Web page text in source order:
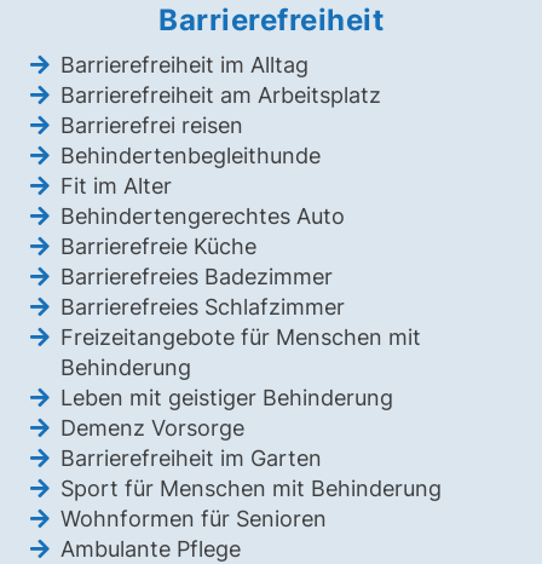
Barrierefreiheit
Barrierefreiheit im Alltag
Barrierefreiheit am Arbeitsplatz
Barrierefrei reisen
Behindertenbegleithunde
Fit im Alter
Behindertengerechtes Auto
Barrierefreie Küche
Barrierefreies Badezimmer
Barrierefreies Schlafzimmer
Freizeitangebote für Menschen mit
Behinderung
Leben mit geistiger Behinderung
Demenz Vorsorge
Barrierefreiheit im Garten
Sport für Menschen mit Behinderung
Wohnformen für Senioren
Ambulante Pflege